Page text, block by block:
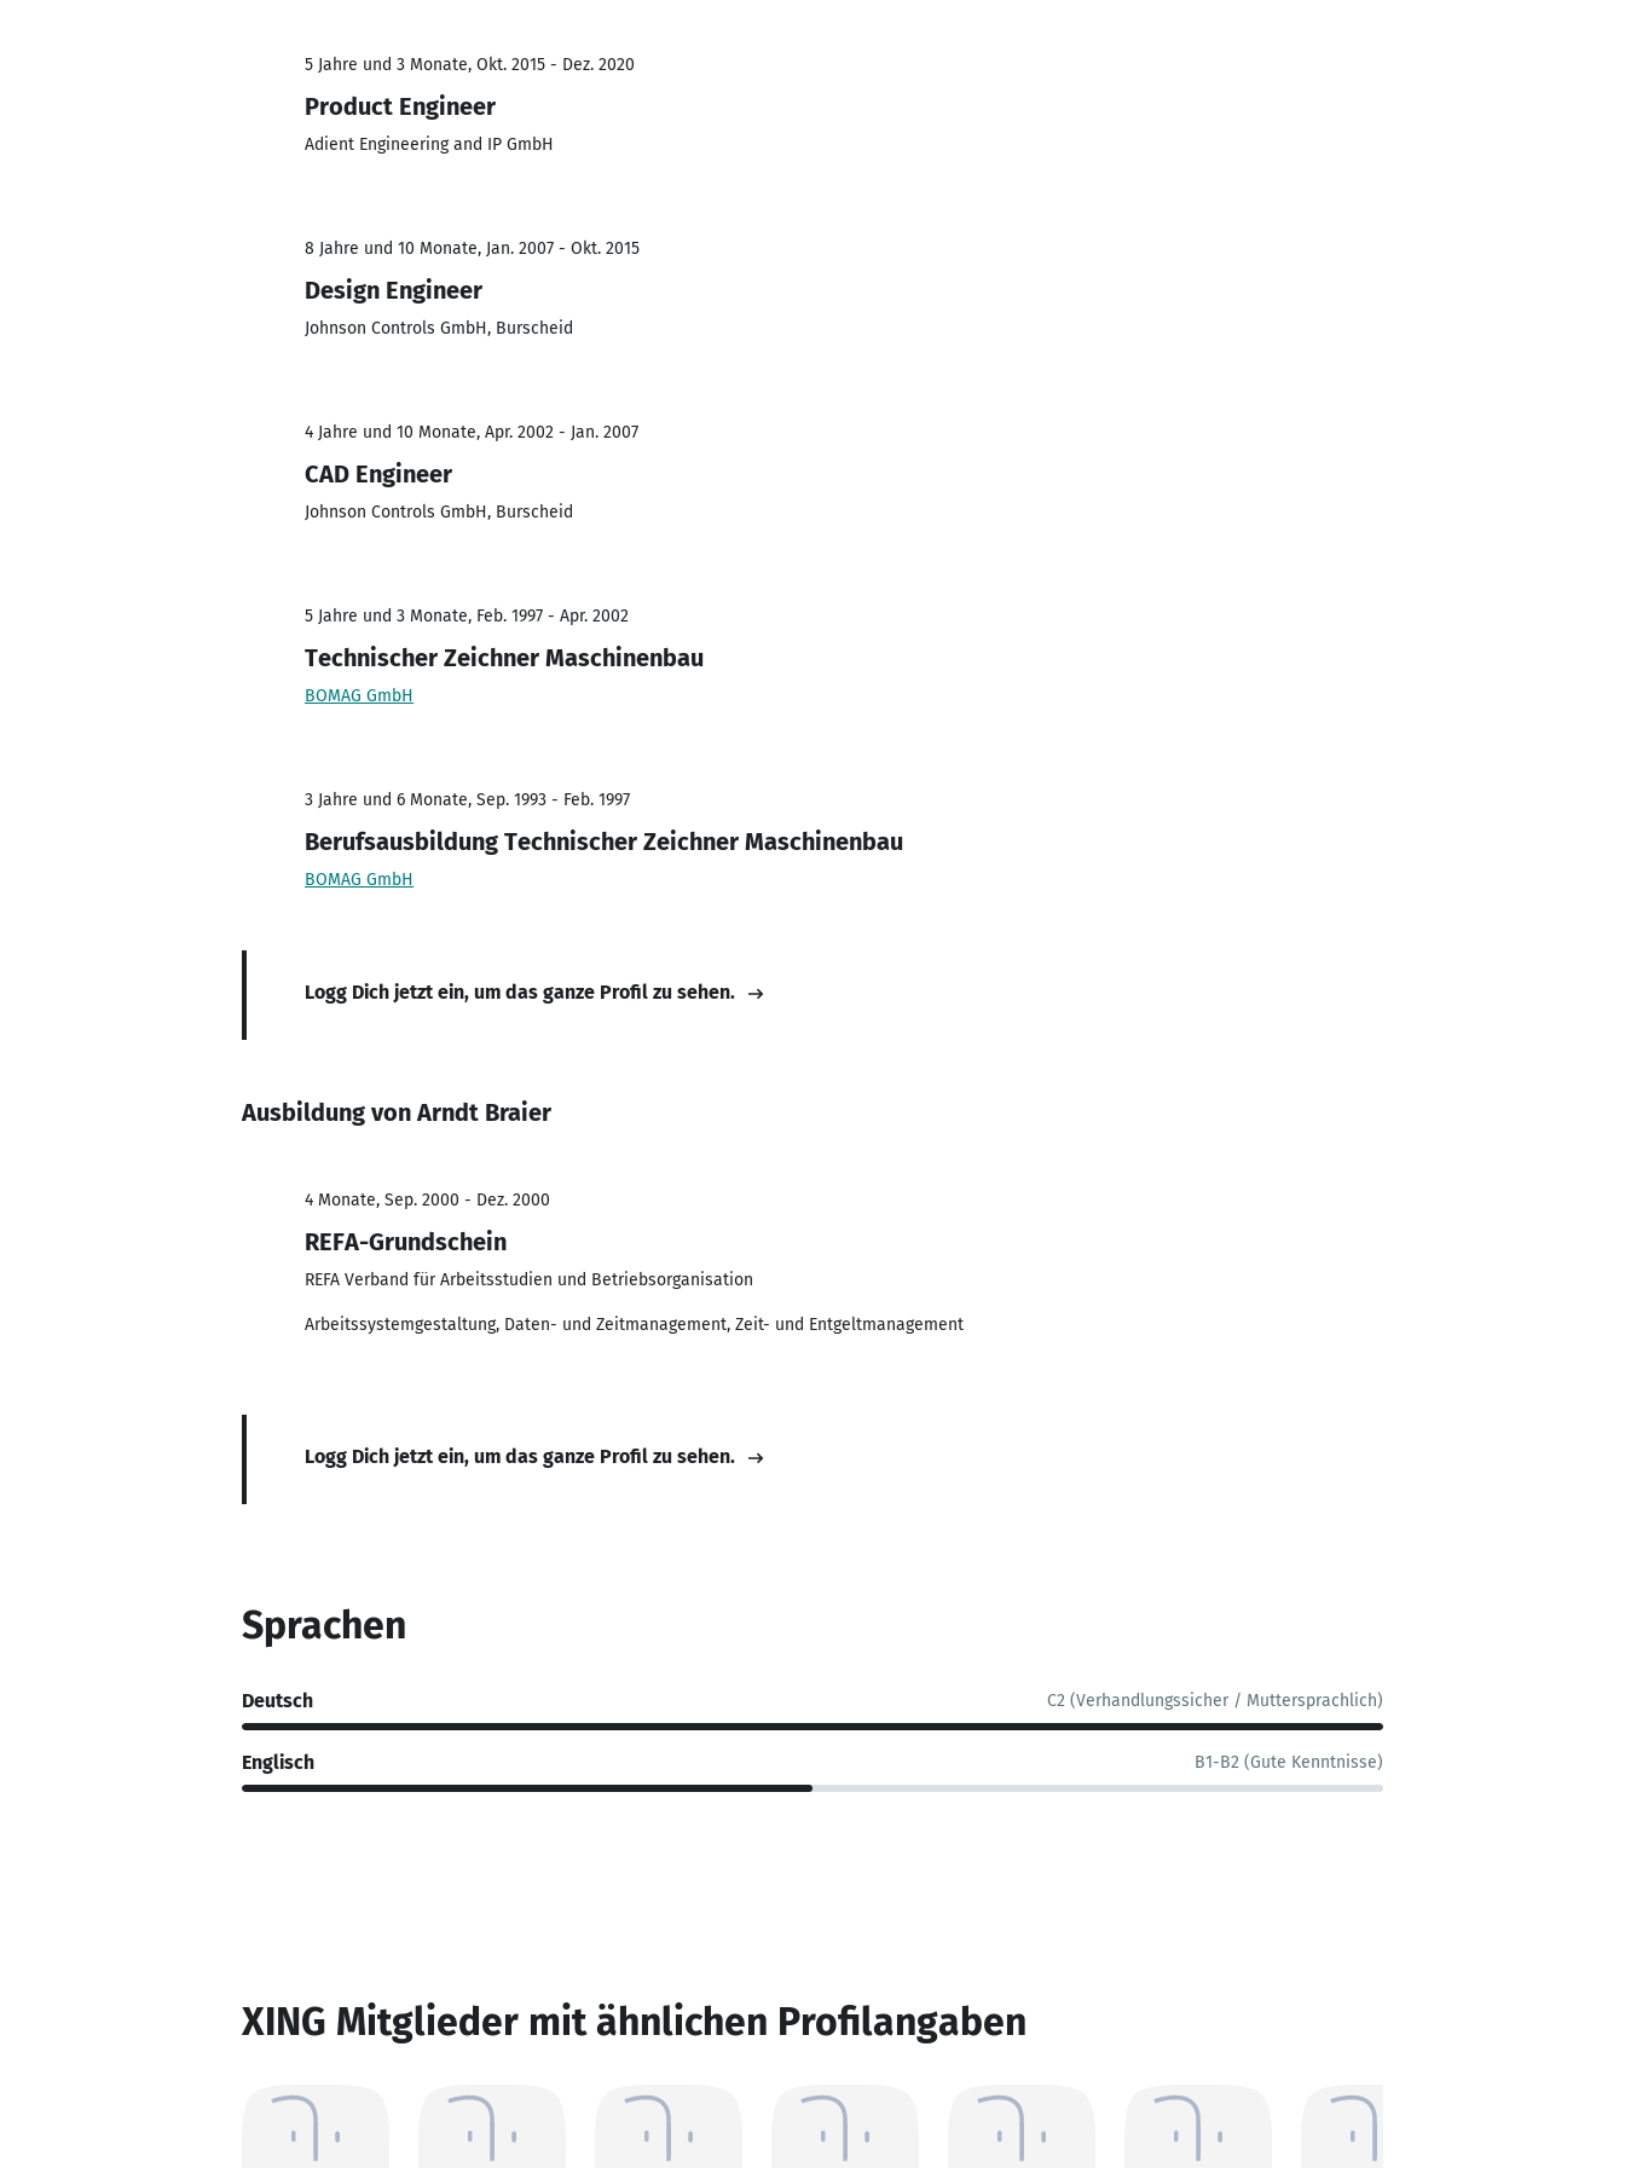
5 Jahre und 3 Monate, Okt. 2015 - Dez. 2020
Product Engineer
Adient Engineering and IP GmbH
8 Jahre und 10 Monate, Jan. 2007 - Okt. 2015
Design Engineer
Johnson Controls GmbH, Burscheid
4 Jahre und 10 Monate, Apr. 2002 - Jan. 2007
CAD Engineer
Johnson Controls GmbH, Burscheid
5 Jahre und 3 Monate, Feb. 1997 - Apr. 2002
Technischer Zeichner Maschinenbau
BOMAG GmbH
3 Jahre und 6 Monate, Sep. 1993 - Feb. 1997
Berufsausbildung Technischer Zeichner Maschinenbau
BOMAG GmbH
Logg Dich jetzt ein, um das ganze Profil zu sehen.
Ausbildung von Arndt Braier
4 Monate, Sep. 2000 - Dez. 2000
REFA-Grundschein
REFA Verband für Arbeitsstudien und Betriebsorganisation
Arbeitssystemgestaltung, Daten- und Zeitmanagement, Zeit- und Entgeltmanagement
Logg Dich jetzt ein, um das ganze Profil zu sehen.
Sprachen
Deutsch C2 (Verhandlungssicher / Muttersprachlich)
Englisch B1-B2 (Gute Kenntnisse)
XING Mitglieder mit ähnlichen Profilangaben